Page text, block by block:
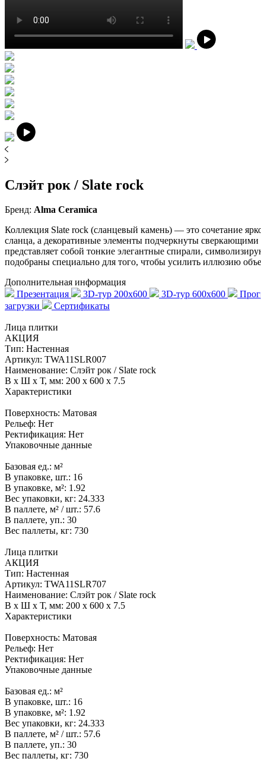
Слэйт рок / Slate rock
Бренд: Alma Ceramica
Коллекция Slate rock (сланцевый камень) — это сочетание
сланца, а декоративные элементы подчеркнуты сверкающими
представляет собой тонкие элегантные спирали,
подобраны специально для того, чтобы усилить иллюзию
Дополнительная информация
Презентация
3D-тур 200x600 3D-тур 600x600
загрузки
Сертификаты
Лица плитки
АКЦИЯ
Тип: Настенная
Артикул: TWA11SLR007
Наименование: Слэйт рок / Slate rock
В x Ш x Т, мм: 200 x 600 x 7.5
Характеристики
Поверхность: Матовая
Рельеф: Нет
Ректификация: Нет
Упаковочные данные
Базовая ед.: м²
В упаковке, шт.: 16
В упаковке, м²: 1.92
Вес упаковки, кг: 24.333
В паллете, м² / шт.: 57.6
В паллете, уп.: 30
Вес паллеты, кг: 730
Лица плитки
АКЦИЯ
Тип: Настенная
Артикул: TWA11SLR707
Наименование: Слэйт рок / Slate rock
В x Ш x Т, мм: 200 x 600 x 7.5
Характеристики
Поверхность: Матовая
Рельеф: Нет
Ректификация: Нет
Упаковочные данные
Базовая ед.: м²
В упаковке, шт.: 16
В упаковке, м²: 1.92
Вес упаковки, кг: 24.333
В паллете, м² / шт.: 57.6
В паллете, уп.: 30
Вес паллеты, кг: 730